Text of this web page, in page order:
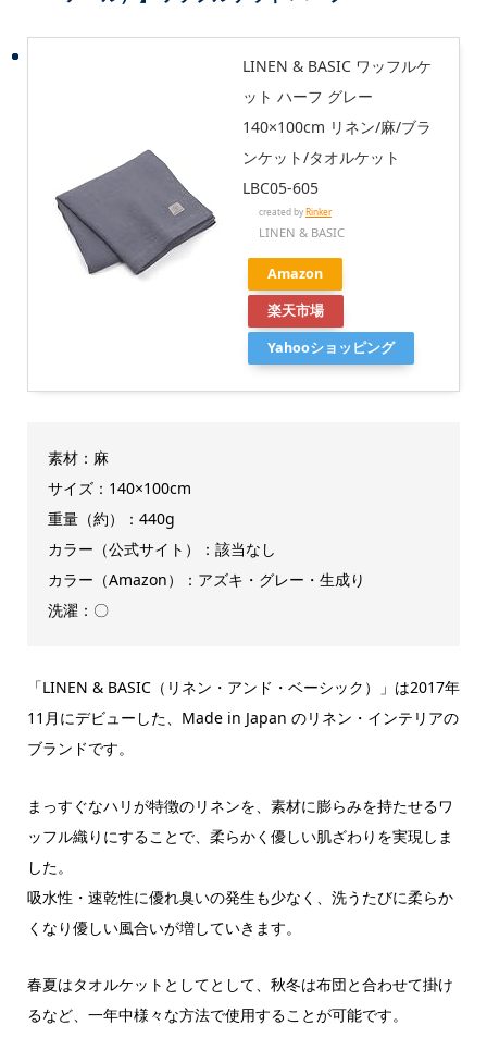
LINEN & BASIC ワッフルケ
ット ハーフ グレー
140×100cm リネン/麻/ブラ
ンケット/タオルケット
LBC05-605
created byRinker
LINEN & BASIC
Amazon
楽天市場
Yahooショッピング
素材：麻
サイズ：140×100cm
重量（約）：440g
カラー（公式サイト）：該当なし
カラー（Amazon）：アズキ・グレー・生成り
洗濯：〇
「LINEN & BASIC（リネン・アンド・ベーシック）」は2017年
11月にデビューした、Made in Japan のリネン・インテリアの
ブランドです。
まっすぐなハリが特徴のリネンを、素材に膨らみを持たせるワ
ッフル織りにすることで、柔らかく優しい肌ざわりを実現しま
した。
吸水性・速乾性に優れ臭いの発生も少なく、洗うたびに柔らか
くなり優しい風合いが増していきます。
春夏はタオルケットとしてとして、秋冬は布団と合わせて掛け
るなど、一年中様々な方法で使用することが可能です。